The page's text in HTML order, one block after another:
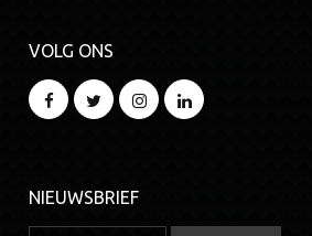
VOLG ONS
NIEUWSBRIEF